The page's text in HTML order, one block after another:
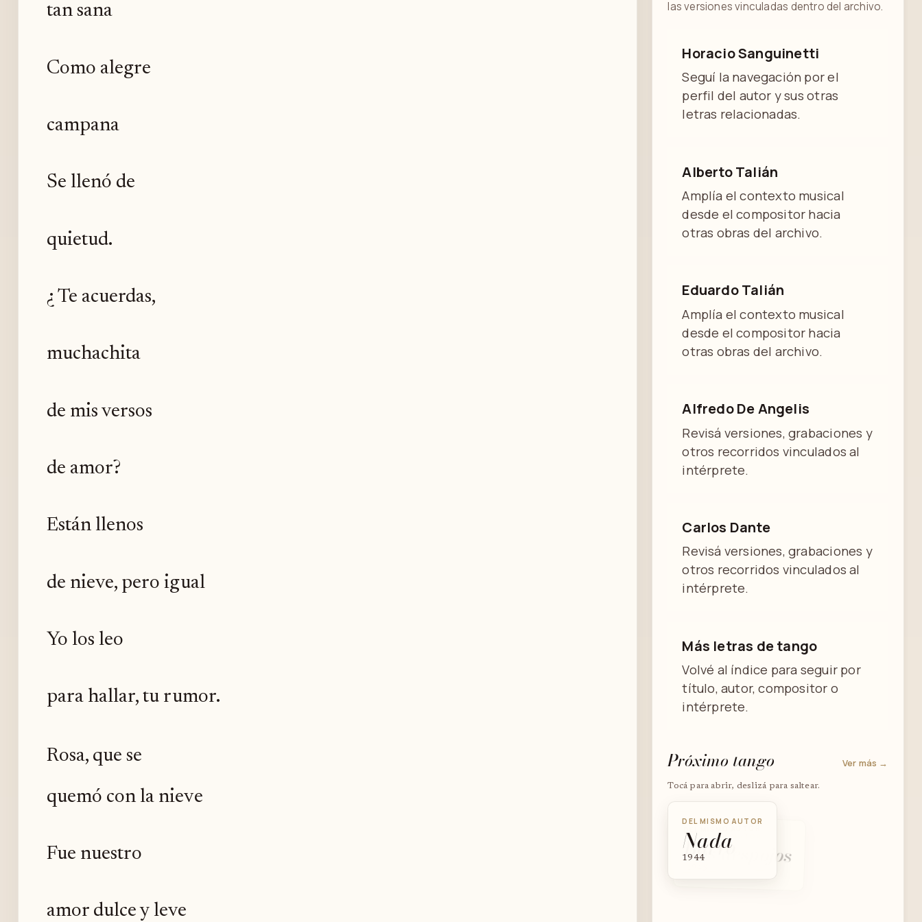
tan sana
Como alegre
campana
Se llenó de
quietud.
¿ Te acuerdas,
muchachita
de mis versos
de amor?
Están llenos
de nieve, pero igual
Yo los leo
para hallar, tu rumor.
Rosa, que se
quemó con la nieve
Fue nuestro
amor dulce y leve
las versiones vinculadas dentro del archivo.
Horacio Sanguinetti
Seguí la navegación por el
perfil del autor y sus otras
letras relacionadas.
Alberto Talián
Amplía el contexto musical
desde el compositor hacia
otras obras del archivo.
Eduardo Talián
Amplía el contexto musical
desde el compositor hacia
otras obras del archivo.
Alfredo De Angelis
Revisá versiones, grabaciones y
otros recorridos vinculados al
intérprete.
Carlos Dante
Revisá versiones, grabaciones y
otros recorridos vinculados al
intérprete.
Más letras de tango
Volvé al índice para seguir por
título, autor, compositor o
intérprete.
Próximo tango Ver más →
Tocá para abrir, deslizá para saltear.
DEL MISMO AUTOR
Nada
1944
Barro
DEL MISMO AUTOR
Los despojos